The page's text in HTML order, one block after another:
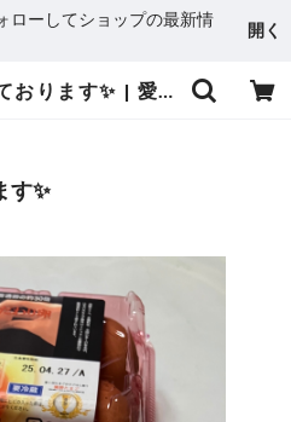
ローしてショップの最新情
開く
今週も入荷しております✨ | 愛媛発の自然食品店 電子食品流通研究所オンラインストア｜電食で、おいしく、健康に
す✨